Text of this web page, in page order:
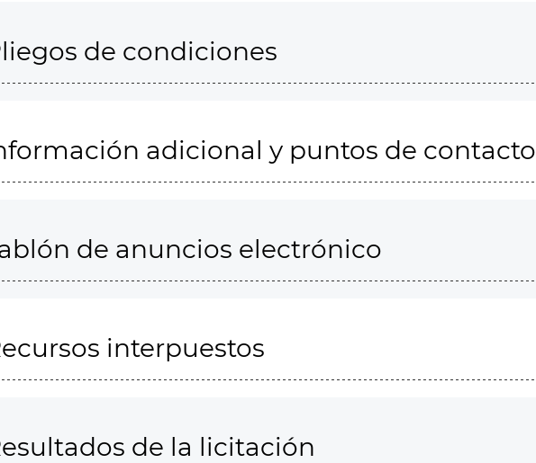
de condiciones
adicional y puntos de contacto
de anuncios electrónico
interpuestos
de la licitación